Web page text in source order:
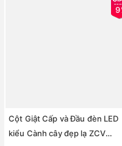
Cột Giật Cấp và Đầu đèn LED
kiểu Cành cây đẹp lạ ZCV